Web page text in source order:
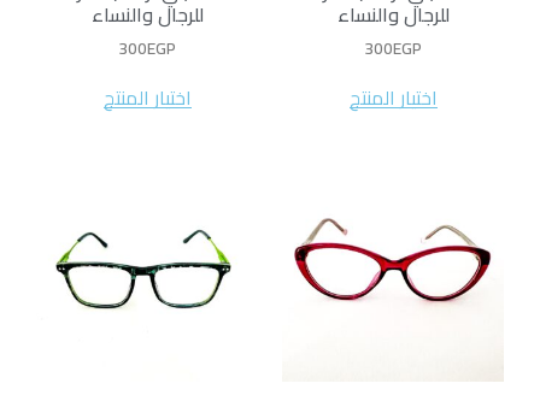
للرجال والنساء
300EGP
اختيار المنتج
للرجال والنساء
300EGP
اختيار المنتج